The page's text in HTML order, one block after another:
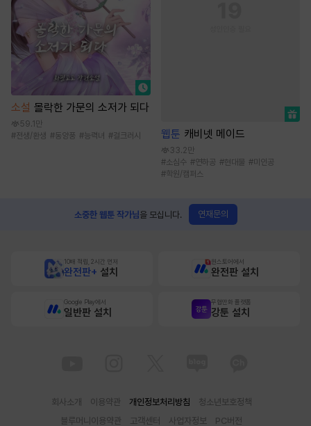
소설 몰락한 가문의 소저가 되다
59.1만
#전생/환생 #동양풍 #능력녀 #걸크러시 웹툰 캐비넷 메이드
33.2만
#소심수 #연하공 #현대물 #미인공
#학원/캠퍼스
소중한 웹툰 작가님을 모십니다. 연재문의
10배 적립, 2시간 먼저
완전판+ 설치
원스토어에서
완전판 설치
Google Play에서
일반판 설치
무협만화 플랫폼
강툰 설치
회사소개 이용약관 개인정보처리방침
청소년보호정책
블루머니이용약관
고객센터 사업자정보 PC버전